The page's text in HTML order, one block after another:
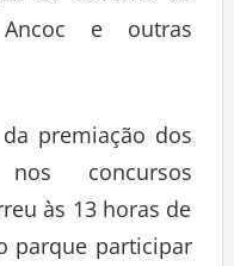
e outras
premiação dos
concursos
às 13 horas de
parque participar